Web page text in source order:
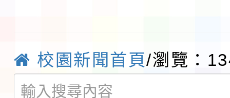
實施要點各1份
程
函轉國家通訊傳播委員
鎮韌性（防空）演習－
「115年金融知識線上
校園新聞首頁/瀏覽：